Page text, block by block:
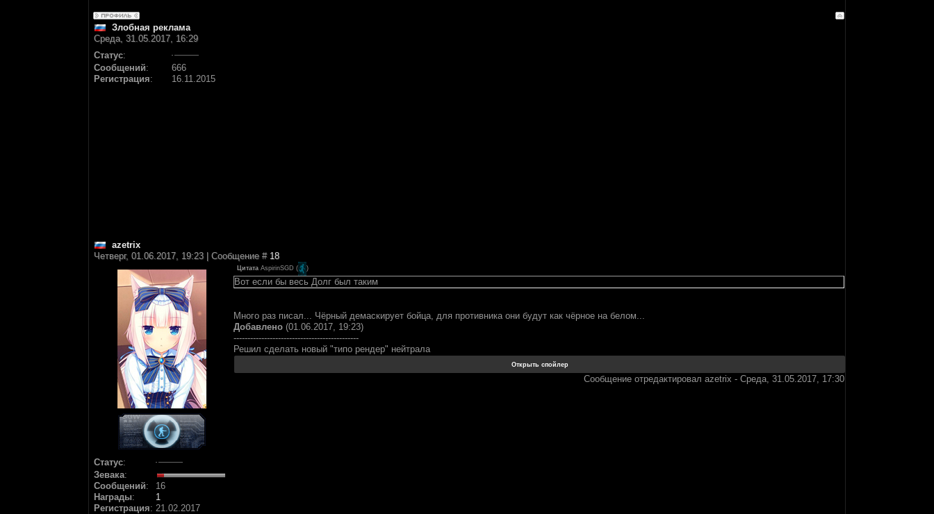
Злобная реклама
Среда, 31.05.2017, 16:29
Статус:
Сообщений:
666
Регистрация: 16.11.2015
azetrix
Четверг, 01.06.2017, 19:23 | Сообщение # 18
Статус:
Зевака:
Сообщений:
16
Награды:
1
Регистрация: 21.02.2017
Цитата AspirinSGD ( )
Вот если бы весь Долг был таким
Много раз писал... Чёрный демаскирует бойца, для противника они будут как чёрное на белом...
Добавлено (01.06.2017, 19:23)
---------------------------------------------
Решил сделать новый "типо рендер" нейтрала
Сообщение отредактировал azetrix - Среда, 31.05.2017, 17:30